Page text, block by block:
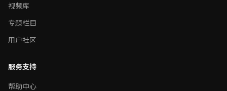
视频库
专题栏目
用户社区
服务支持
帮助中心